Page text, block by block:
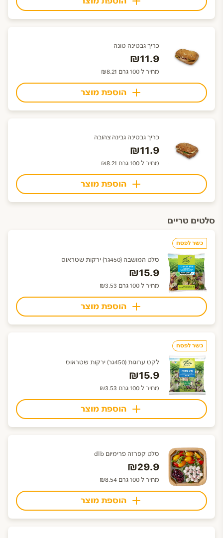
כריך גבטינה טונה
₪11.9
מחיר ל 100 גרם ₪8.21
הוספת מוצר
כריך גבטינה גבינה צהובה
₪11.9
מחיר ל 100 גרם ₪8.21
הוספת מוצר
סלטים טריים
כשר לפסח
סלט המושבה (450גר) ירקות שטראוס
₪15.9
מחיר ל 100 גרם ₪3.53
הוספת מוצר
כשר לפסח
לקט ערוגות (450גר) ירקות שטראוס
₪15.9
מחיר ל 100 גרם ₪3.53
הוספת מוצר
סלט קפרזה פרימיום dlb
₪29.9
מחיר ל 100 גרם ₪8.54
הוספת מוצר